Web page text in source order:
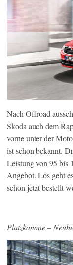
Nach Offroad
Skoda auch dem
vorne unter der
ist schon bekannt.
Leistung von 95 bis
Angebot. Los geht
schon jetzt bestellt
Platzkanone –